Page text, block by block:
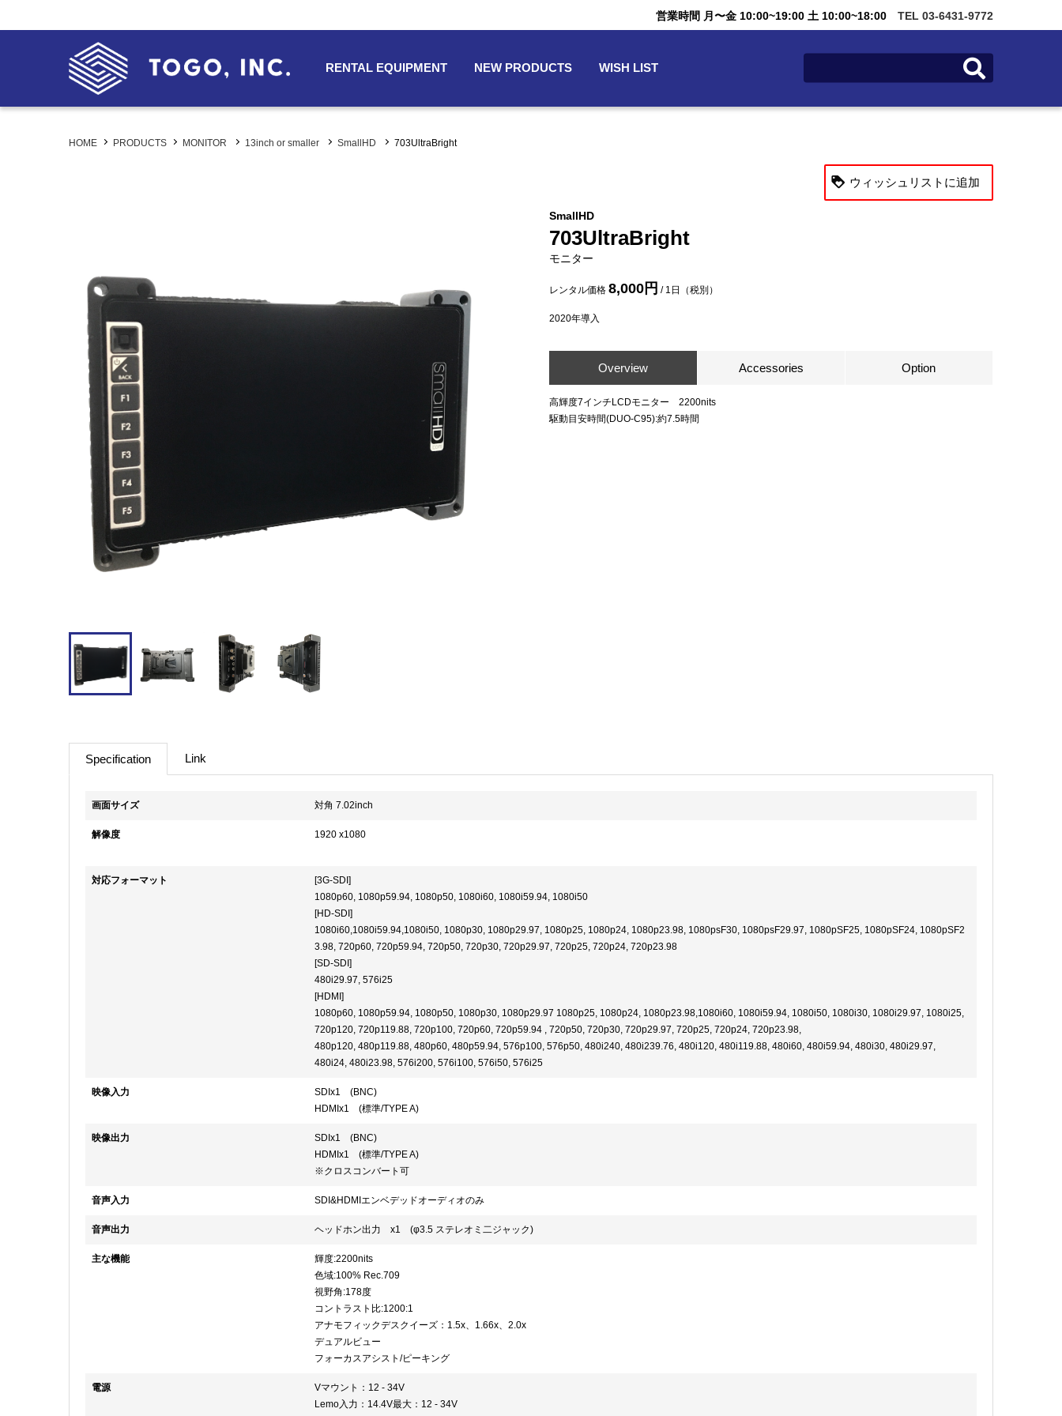
営業時間 月〜金 10:00~19:00 土 10:00~18:00 TEL 03-6431-9772
RENTAL EQUIPMENT NEW PRODUCTS WISH LIST
HOME PRODUCTS MONITOR 13inch or smaller SmallHD 703UltraBright
ウィッシュリストに追加
SmallHD
703UltraBright
モニター
レンタル価格8,000円 / 1日（税別）
2020年導入
Overview Accessories Option
高輝度7インチLCDモニター 2200nits
駆動目安時間(DUO-C95):約7.5時間
Specification Link
画面サイズ 対角 7.02inch
解像度 1920 x1080
対応フォーマット
[3G-SDI]
1080p60, 1080p59.94, 1080p50, 1080i60, 1080i59.94, 1080i50
[HD-SDI]
1080i60,1080i59.94,1080i50, 1080p30, 1080p29.97, 1080p25, 1080p24, 1080p23.98, 1080psF30, 1080psF29.97, 1080pSF25, 1080pSF24, 1080pSF2
3.98, 720p60, 720p59.94, 720p50, 720p30, 720p29.97, 720p25, 720p24, 720p23.98
[SD-SDI]
480i29.97, 576i25
[HDMI]
1080p60, 1080p59.94, 1080p50, 1080p30, 1080p29.97 1080p25, 1080p24, 1080p23.98,1080i60, 1080i59.94, 1080i50, 1080i30, 1080i29.97, 1080i25,
720p120, 720p119.88, 720p100, 720p60, 720p59.94 , 720p50, 720p30, 720p29.97, 720p25, 720p24, 720p23.98,
480p120, 480p119.88, 480p60, 480p59.94, 576p100, 576p50, 480i240, 480i239.76, 480i120, 480i119.88, 480i60, 480i59.94, 480i30, 480i29.97,
480i24, 480i23.98, 576i200, 576i100, 576i50, 576i25
映像入力
SDIx1 (BNC)
HDMIx1 (標準/TYPE A)
映像出力
SDIx1 (BNC)
HDMIx1 (標準/TYPE A)
※クロスコンバート可
音声入力 SDI&HDMIエンベデッドオーディオのみ
音声出力 ヘッドホン出力 x1 (φ3.5 ステレオミ二ジャック)
主な機能
輝度:2200nits
色域:100% Rec.709
視野角:178度
コントラスト比:1200:1
アナモフィックデスクイーズ：1.5x、1.66x、2.0x
デュアルビュー
フォーカスアシスト/ピーキング
電源
Vマウント：12 - 34V
Lemo入力：14.4V最大：12 - 34V